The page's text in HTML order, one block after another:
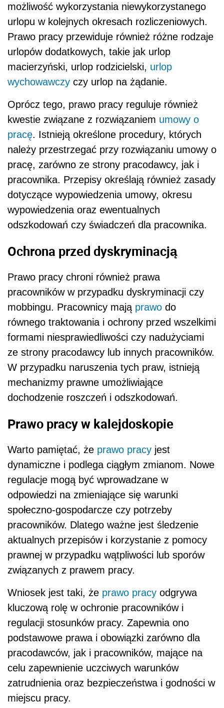
możliwość wykorzystania niewykorzystanego
urlopu w kolejnych okresach rozliczeniowych.
Prawo pracy przewiduje również różne rodzaje
urlopów dodatkowych, takie jak urlop
macierzyński, urlop rodzicielski, urlop
wychowawczy czy urlop na żądanie.
Oprócz tego, prawo pracy reguluje również
kwestie związane z rozwiązaniem umowy o
pracę. Istnieją określone procedury, których
należy przestrzegać przy rozwiązaniu umowy o
pracę, zarówno ze strony pracodawcy, jak i
pracownika. Przepisy określają również zasady
dotyczące wypowiedzenia umowy, okresu
wypowiedzenia oraz ewentualnych
odszkodowań czy świadczeń dla pracownika.
Ochrona przed dyskryminacją
Prawo pracy chroni również prawa
pracowników w przypadku dyskryminacji czy
mobbingu. Pracownicy mają prawo do
równego traktowania i ochrony przed wszelkimi
formami niesprawiedliwości czy nadużyciami
ze strony pracodawcy lub innych pracowników.
W przypadku naruszenia tych praw, istnieją
mechanizmy prawne umożliwiające
dochodzenie roszczeń i odszkodowań.
Prawo pracy w kalejdoskopie
Warto pamiętać, że prawo pracy jest
dynamiczne i podlega ciągłym zmianom. Nowe
regulacje mogą być wprowadzane w
odpowiedzi na zmieniające się warunki
społeczno-gospodarcze czy potrzeby
pracowników. Dlatego ważne jest śledzenie
aktualnych przepisów i korzystanie z pomocy
prawnej w przypadku wątpliwości lub sporów
związanych z prawem pracy.
Wniosek jest taki, że prawo pracy odgrywa
kluczową rolę w ochronie pracowników i
regulacji stosunków pracy. Zapewnia ono
podstawowe prawa i obowiązki zarówno dla
pracodawców, jak i pracowników, mające na
celu zapewnienie uczciwych warunków
zatrudnienia oraz bezpieczeństwa i godności w
miejscu pracy.